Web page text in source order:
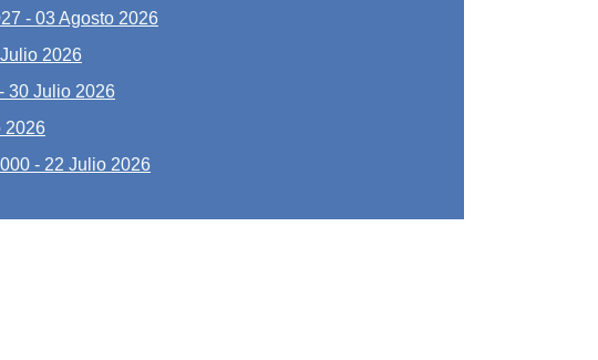
- 03 Agosto 2026
2026
- 30 Julio 2026
2026
- 22 Julio 2026